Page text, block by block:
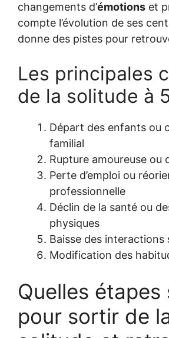
changements d’émotions et
compte l’évolution de ses
donne des pistes pour
Les principales
de la solitude à
Départ des enfants ou
familial
Rupture amoureuse ou
Perte d’emploi ou
professionnelle
Déclin de la santé ou
physiques
Baisse des interactions
Modification des
Quelles étapes
pour sortir de